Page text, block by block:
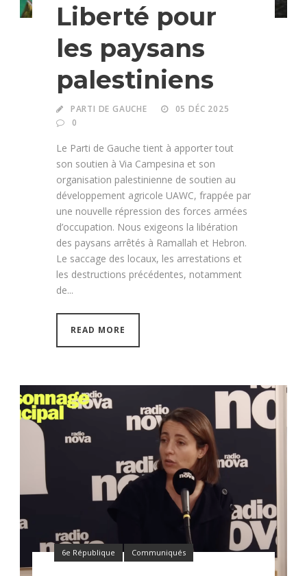
Liberté pour
les paysans
palestiniens
PARTI DE GAUCHE
05 DÉC 2025
0
Le Parti de Gauche tient à apporter tout
son soutien à Via Campesina et son
organisation palestinienne de soutien au
développement agricole UAWC, frappée par
une nouvelle répression des forces armées
d’occupation. Nous exigeons la libération
des paysans arrêtés à Ramallah et Hebron.
Le saccage des locaux, les arrestations et
les destructions précédentes, notamment
de...
READ MORE
6e République Communiqués